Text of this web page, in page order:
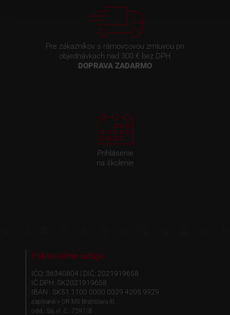
Pre zákazníkov s rámovcovou zmluvou pri
objednávkach nad 300 € bez DPH
DOPRAVA ZADARMO
Prihlásenie
na školenie
Fakturačné údaje
IČO: 36340804 | DIČ: 2021919658
IČ DPH: SK2021919658
IBAN : SK51 1100 0000 0029 4205 9929
zapísané v OR MS Bratislava III,
odd.: Sa, vl. č.: 7597/B